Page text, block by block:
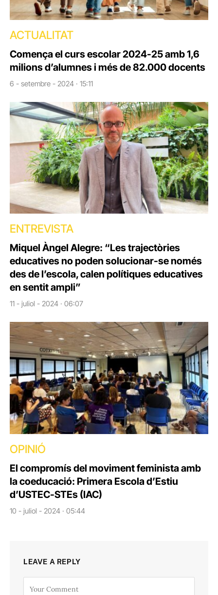
ACTUALITAT
Comença el curs escolar 2024-25 amb 1,6
milions d’alumnes i més de 82.000 docents
6 - setembre - 2024 · 15:11
ENTREVISTA
Miquel Àngel Alegre: “Les trajectòries
educatives no poden solucionar-se només
des de l’escola, calen polítiques educatives
en sentit ampli”
11 - juliol - 2024 · 06:07
OPINIÓ
El compromís del moviment feminista amb
la coeducació: Primera Escola d’Estiu
d’USTEC-STEs (IAC)
10 - juliol - 2024 · 05:44
LEAVE A REPLY